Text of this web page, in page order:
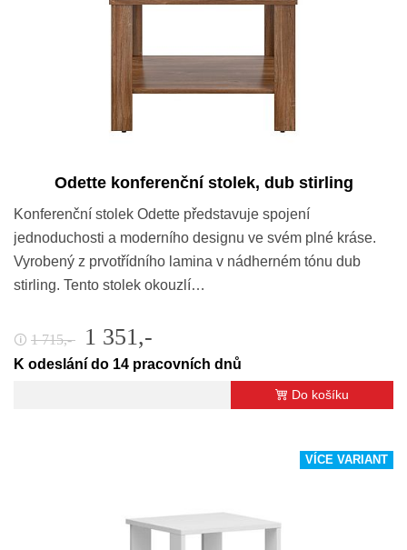
Odette konferenční stolek, dub stirling
Konferenční stolek Odette představuje spojení
jednoduchosti a moderního designu ve svém plné kráse.
Vyrobený z prvotřídního lamina v nádherném tónu dub
stirling. Tento stolek okouzlí…
🛈 1 715,- 1 351,-
K odeslání do 14 pracovních dnů
Do košíku
VÍCE VARIANT